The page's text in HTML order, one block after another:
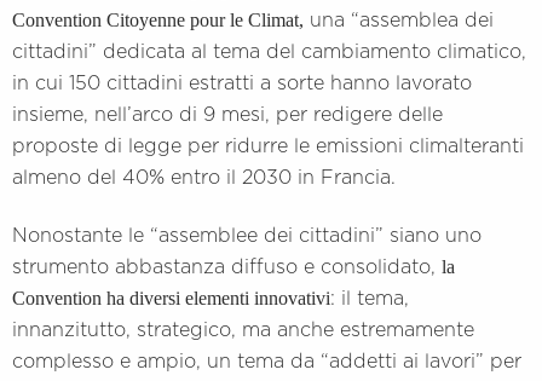
Convention Citoyenne pour le Climat, una “assemblea dei
cittadini” dedicata al tema del cambiamento climatico,
in cui 150 cittadini estratti a sorte hanno lavorato
insieme, nell’arco di 9 mesi, per redigere delle
proposte di legge per ridurre le emissioni climalteranti
almeno del 40% entro il 2030 in Francia.
Nonostante le “assemblee dei cittadini” siano uno
strumento abbastanza diffuso e consolidato, la
Convention ha diversi elementi innovativi: il tema,
innanzitutto, strategico, ma anche estremamente
complesso e ampio, un tema da “addetti ai lavori” per